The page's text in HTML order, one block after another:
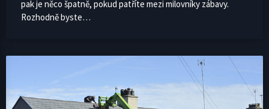
pak je něco špatně, pokud patříte mezi milovníky zábavy.
Rozhodně byste…